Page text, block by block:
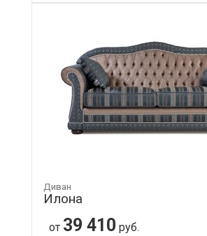
Диван
Илона
от 39 410 руб.